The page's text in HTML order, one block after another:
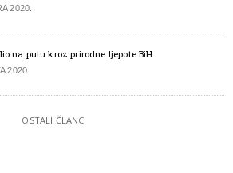
2020.
na putu kroz prirodne ljepote BiH
2020.
OSTALI ČLANCI